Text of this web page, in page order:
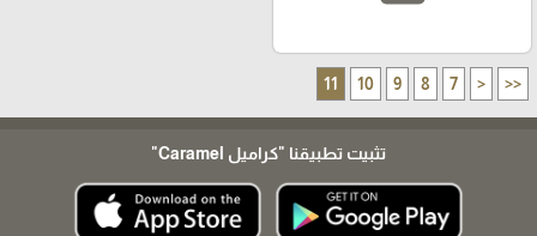
<<
<
7
8
9
10
11
تثبيت تطبيقنا "كراميل Caramel"